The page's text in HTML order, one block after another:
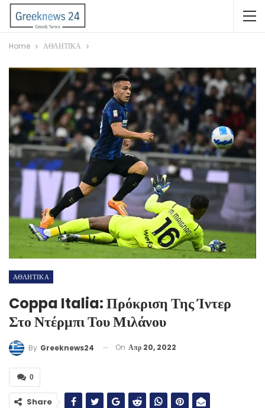
Home ΑΘΛΗΤΙΚΑ
ΑΘΛΗΤΙΚΑ
Coppa Italia: Πρόκριση Της Ίντερ
Στο Ντέρμπι Του Μιλάνου
By Greeknews24 On Απρ 20, 2022
0
Share